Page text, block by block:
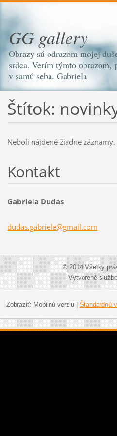
GG gallery
Obrazy sú odrazom mojej
srdca. Verím týmto obrazom,
v samú seba. Gabriela
Štítok:
Neboli nájdené žiadne záznamy.
Kontakt
Gabriela Dudas
dudas.gabriele@gmail.com
© 2014 Všetky
Vytvorené
Zobraziť: Mobilnú verziu| Štandardnú